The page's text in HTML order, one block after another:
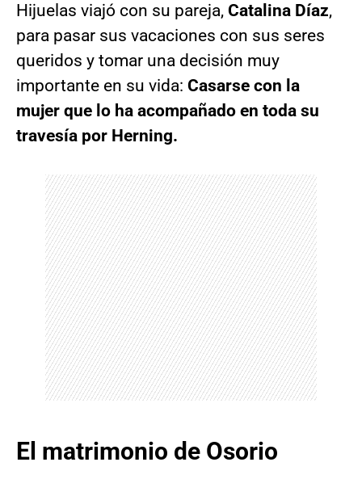
Hijuelas viajó con su pareja, Catalina Díaz,
para pasar sus vacaciones con sus seres
queridos y tomar una decisión muy
importante en su vida: Casarse con la
mujer que lo ha acompañado en toda su
travesía por Herning.
El matrimonio de Osorio